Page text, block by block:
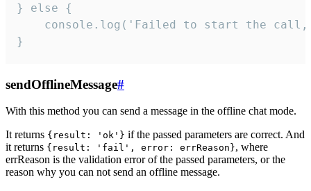
} else {
console.log('Failed to start the
}
sendOfflineMessage#
With this method you can send a message in the offline chat mode.
It returns {result: 'ok'} if the passed parameters are correct. And
it returns {result: 'fail', error: errReason}, where
errReason is the validation error of the passed parameters, or the
reason why you can not send an offline message.